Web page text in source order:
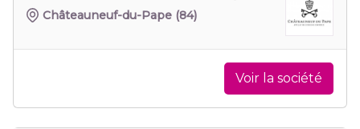
Châteauneuf-du-Pape (84)
Voir la société